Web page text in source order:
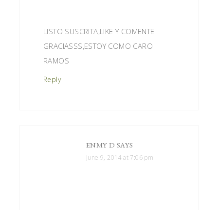
LISTO SUSCRITA,LIKE Y COMENTE
GRACIASSS,ESTOY COMO CARO
RAMOS
Reply
ENMY D SAYS
June 9, 2014 at 7:06 pm